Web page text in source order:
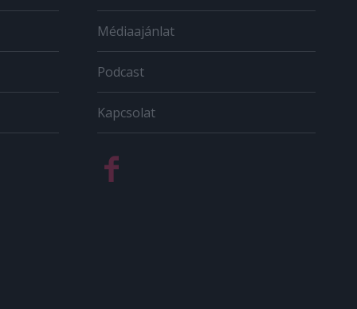
Médiaajánlat
Podcast
Kapcsolat